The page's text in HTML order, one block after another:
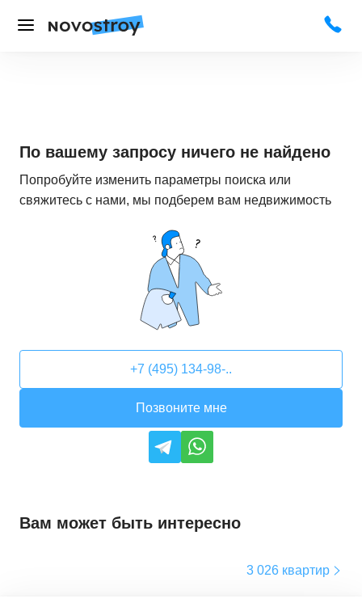
По вашему запросу ничего не найдено
Попробуйте изменить параметры поиска или
свяжитесь с нами, мы подберем вам недвижимость
+7 (495) 134-98-..
Позвоните мне
Вам может быть интересно
3 026 квартир